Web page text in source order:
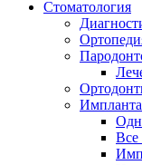
Стоматология
Все